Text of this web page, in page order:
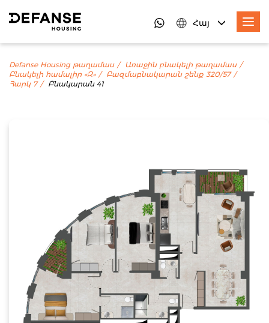
Հայ
Defanse Housing թաղամաս
Առաջին բնակելի թաղամաս
Բնակելի համալիր «Զ»
Բազմաբնակարան շենք 320/57
Հարկ 7
Բնակարան 41